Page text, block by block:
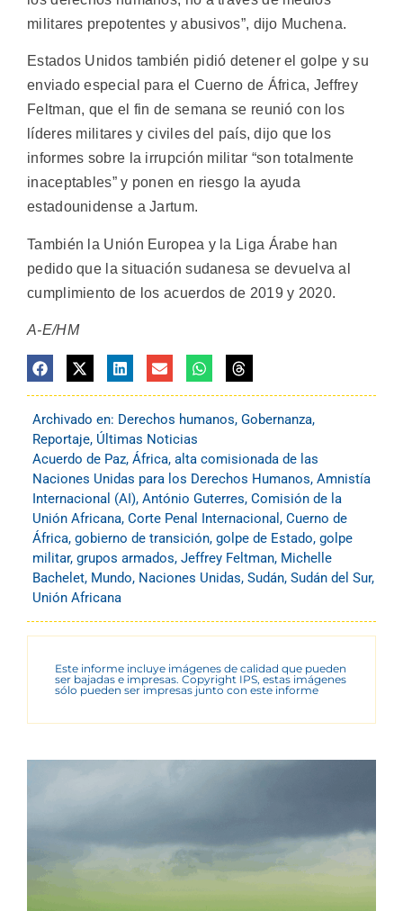
militares prepotentes y abusivos”, dijo Muchena.
Estados Unidos también pidió detener el golpe y su
enviado especial para el Cuerno de África, Jeffrey
Feltman, que el fin de semana se reunió con los
líderes militares y civiles del país, dijo que los
informes sobre la irrupción militar “son totalmente
inaceptables” y ponen en riesgo la ayuda
estadounidense a Jartum.
También la Unión Europea y la Liga Árabe han
pedido que la situación sudanesa se devuelva al
cumplimiento de los acuerdos de 2019 y 2020.
A-E/HM
Archivado en: Derechos humanos, Gobernanza,
Reportaje, Últimas Noticias
Acuerdo de Paz, África, alta comisionada de las
Naciones Unidas para los Derechos Humanos, Amnistía
Internacional (AI), António Guterres, Comisión de la
Unión Africana, Corte Penal Internacional , Cuerno de
África, gobierno de transición, golpe de Estado, golpe
militar, grupos armados, Jeffrey Feltman, Michelle
Bachelet, Mundo, Naciones Unidas, Sudán, Sudán del Sur,
Unión Africana
Este informe incluye imágenes de calidad que pueden
ser bajadas e impresas. Copyright IPS, estas imágenes
sólo pueden ser impresas junto con este informe